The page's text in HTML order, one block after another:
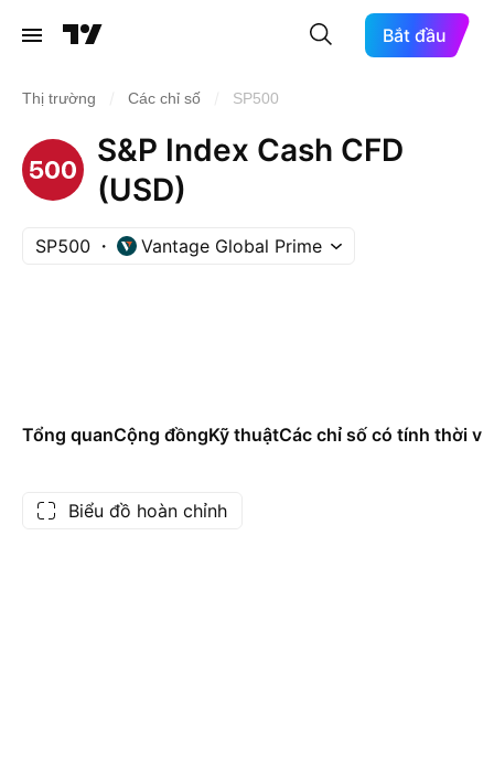
Bắt đầu
Thị trường Các chỉ số SP500
S&P Index Cash CFD
(USD)
SP500 Vantage Global Prime
Tổng quanCộng đồngKỹ thuậtCác chỉ số có tính thời vụ
Biểu đồ hoàn chỉnh